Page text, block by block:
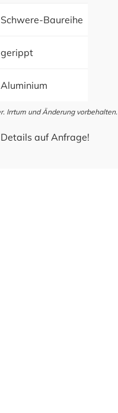
Schwere-Baureihe
gerippt
Aluminium
Irrtum und Änderung vorbehalten.
auf Anfrage!